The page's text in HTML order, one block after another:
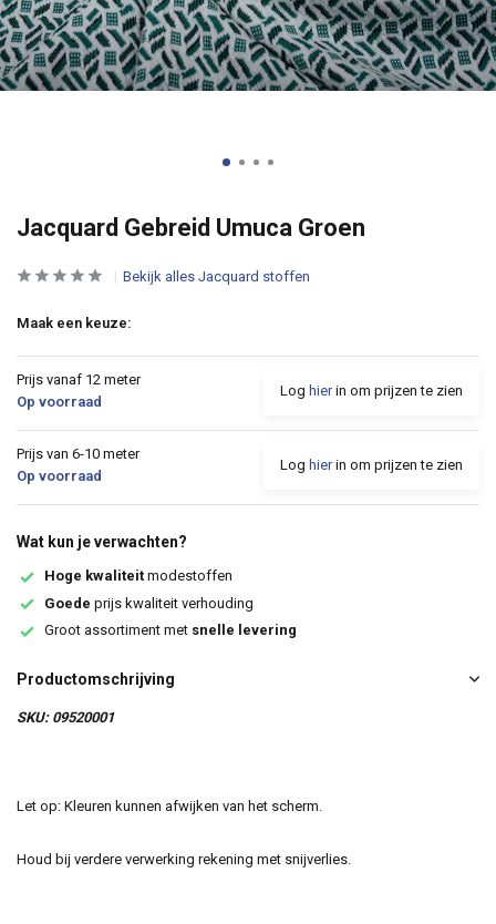
Jacquard Gebreid Umuca Groen
Bekijk alles Jacquard stoffen
Maak een keuze:
Prijs vanaf 12 meter
Op voorraad
Log hierin om prijzen te zien
Prijs van 6-10 meter
Op voorraad
Log hierin om prijzen te zien
Wat kun je verwachten?
Hoge kwaliteit modestoffen
Goede prijs kwaliteit verhouding
Groot assortiment met snelle levering
Productomschrijving
SKU: 09520001
Let op: Kleuren kunnen afwijken van het scherm.
Houd bij verdere verwerking rekening met snijverlies.